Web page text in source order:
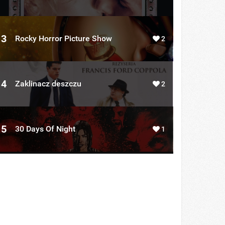
3 Rocky Horror Picture Show 2
4 Zaklinacz deszczu 2
5 30 Days Of Night 1